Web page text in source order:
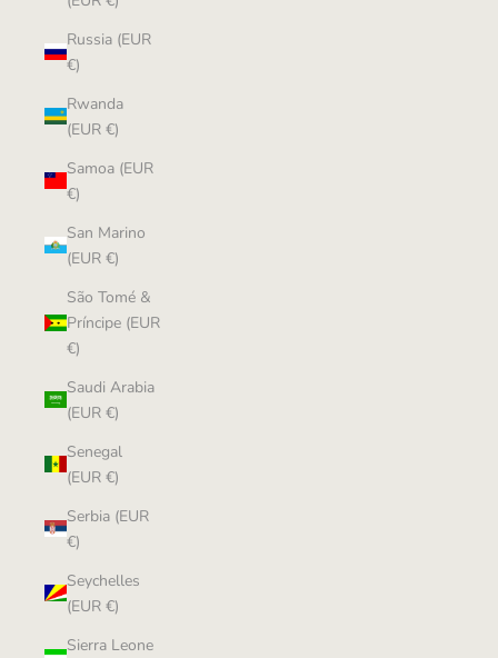
Russia (EUR
€)
Rwanda
(EUR €)
Samoa (EUR
€)
San Marino
(EUR €)
São Tomé &
Príncipe (EUR
€)
Saudi Arabia
(EUR €)
Senegal
(EUR €)
Serbia (EUR
€)
Seychelles
(EUR €)
Sierra Leone